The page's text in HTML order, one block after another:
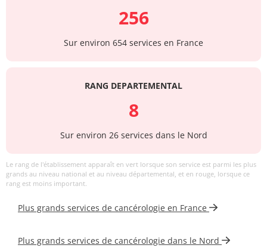
256
Sur environ 654 services en France
RANG DEPARTEMENTAL
8
Sur environ 26 services dans le Nord
Le rang de l'établissement apparaît en vert lorsque son service est parmi les plus
grands au niveau national et au niveau départemental, et en rouge, lorsque ce
rang est moins important.
Plus grands services de cancérologie en France
Plus grands services de cancérologie dans le Nord